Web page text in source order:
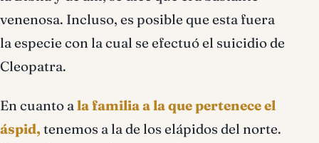
venenosa. Incluso, es posible que esta fuera
la especie con la cual se efectuó el suicidio de
Cleopatra.
En cuanto ala familia a la que pertenece el
áspid, tenemos a la de los elápidos del norte.